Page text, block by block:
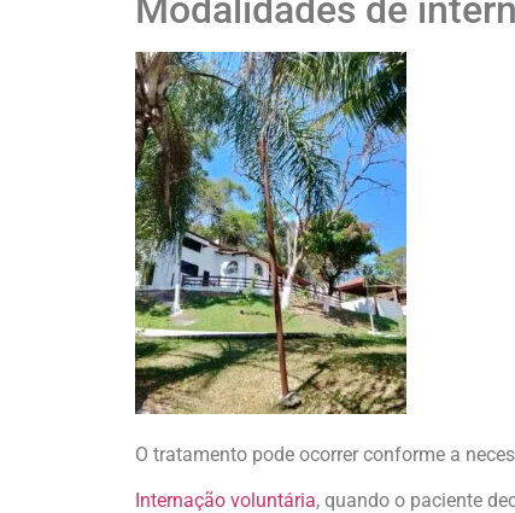
Modalidades de
O tratamento pode ocorrer conforme a
Internação voluntária, quando o paciente